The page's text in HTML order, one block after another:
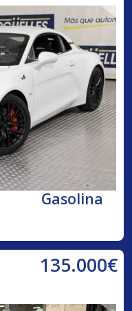
Gasolina
135.000€